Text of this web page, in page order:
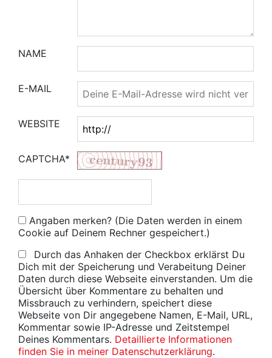
NAME
E-MAIL
WEBSITE
CAPTCHA*
Angaben merken? (Die Daten werden in einem
Cookie auf Deinem Rechner gespeichert.)
Durch das Anhaken der Checkbox erklärst Du
Dich mit der Speicherung und Verabeitung Deiner
Daten durch diese Webseite einverstanden. Um die
Übersicht über Kommentare zu behalten und
Missbrauch zu verhindern, speichert diese
Webseite von Dir angegebene Namen, E-Mail, URL,
Kommentar sowie IP-Adresse und Zeitstempel
Deines Kommentars. Detaillierte Informationen
finden Sie in meiner Datenschutzerklärung.